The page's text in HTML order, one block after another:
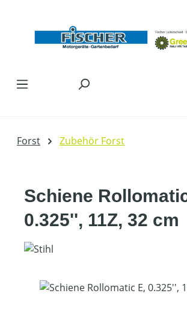
Forst Zubehör Forst
Schiene
0.325'', 11Z, 32 cm
Bildergalerie überspringen